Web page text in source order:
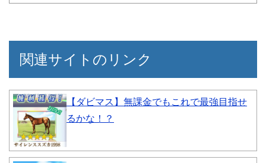
関連サイトのリンク
【ダビマス】無課金でもこれで最強目指せ
るかな！？